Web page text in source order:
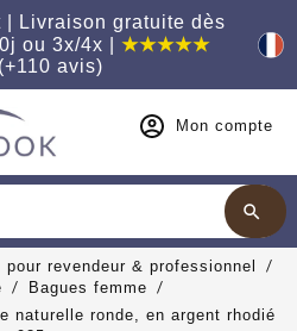
| Livraison gratuite dès
ou 3x/4x |★★★★★
avis)
Mon compte
search
revendeur & professionnel
Bagues femme
naturelle ronde, en argent rhodié